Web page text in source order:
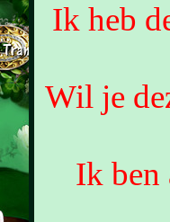
Ik heb
Wil je
Ik ben